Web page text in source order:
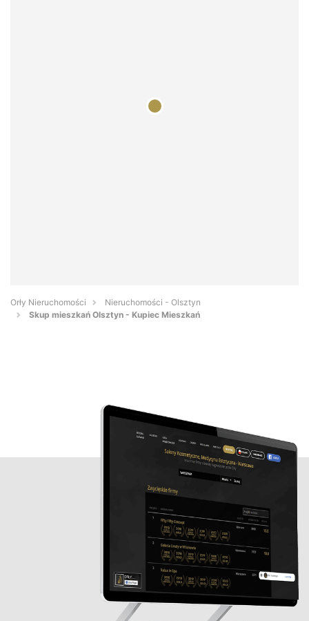
Orły Nieruchomości
Nieruchomości - Olsztyn
Skup mieszkań Olsztyn - Kupiec Mieszkań